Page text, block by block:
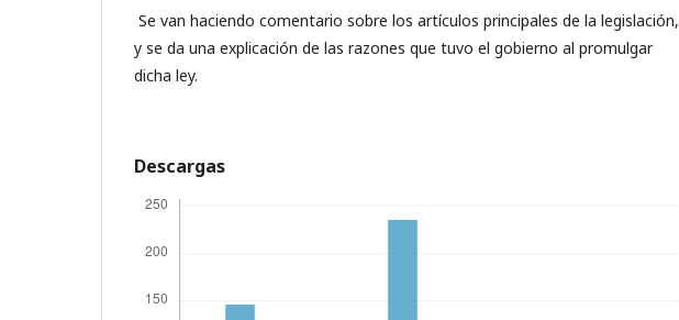
Se van haciendo comentario sobre los artículos principales de la legislación,
y se da una explicación de las razones que tuvo el gobierno al promulgar
dicha ley.
Descargas